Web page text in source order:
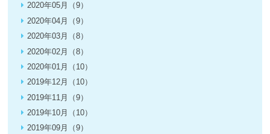
2020年05月（9）
2020年04月（9）
2020年03月（8）
2020年02月（8）
2020年01月（10）
2019年12月（10）
2019年11月（9）
2019年10月（10）
2019年09月（9）